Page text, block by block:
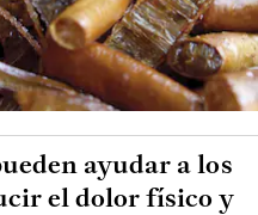
ayudar a los
el dolor físico y